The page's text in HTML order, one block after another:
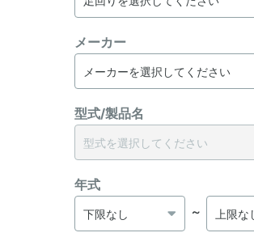
メーカー
型式/製品名
年式
～